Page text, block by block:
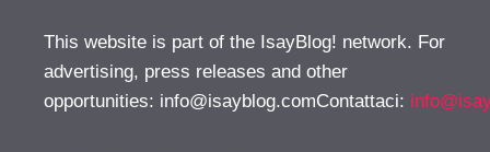
This website is part of the IsayBlog! network. For
advertising, press releases and other
opportunities: info@isayblog.comContattaci: